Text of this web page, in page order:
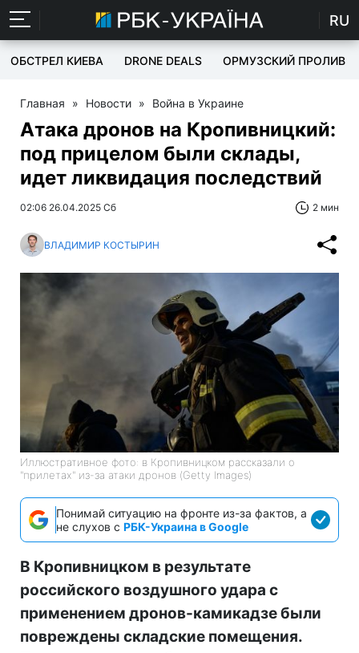
RU
ОБСТРЕЛ КИЕВА DRONE DEALS ОРМУЗСКИЙ ПРОЛИВ
Главная » Новости » Война в Украине
Атака дронов на Кропивницкий:
под прицелом были склады,
идет ликвидация последствий
02:06 26.04.2025 Сб 2 мин
ВЛАДИМИР КОСТЫРИН
Иллюстративное фото: в Кропивницком рассказали о
"прилетах" из-за атаки дронов (Getty Images)
Понимай ситуацию на фронте из-за фактов, а
не слухов с РБК-Украина в Google
В Кропивницком в результате
российского воздушного удара с
применением дронов-камикадзе были
повреждены складские помещения.